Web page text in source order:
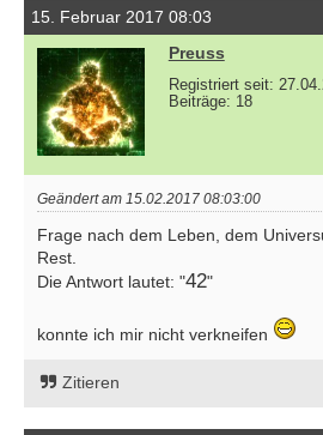
15. Februar 2017 08:03
Preuss
Registriert seit:
Beiträge: 18
Geändert am 15.02.2017 08:03:00
Frage nach dem Leben, dem
Rest.
Die Antwort lautet: "42"
konnte ich mir nicht verkneifen
Zitieren